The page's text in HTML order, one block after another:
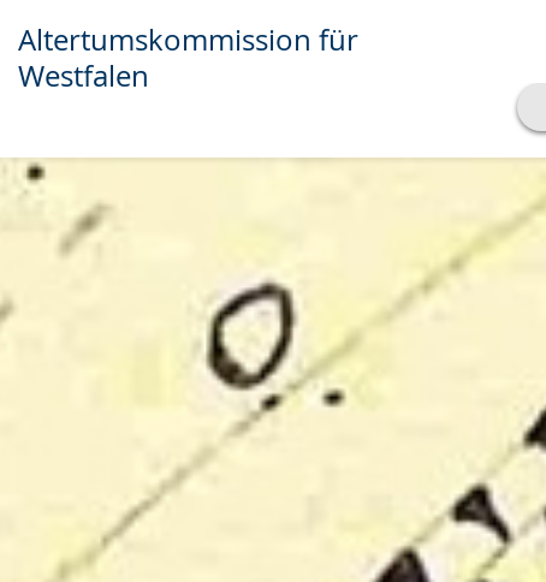
Transkript anzeigen
Altertumskommission für
Westfalen